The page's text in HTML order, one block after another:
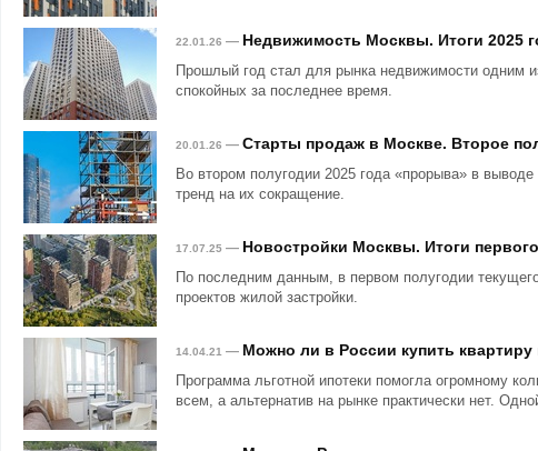
22.01.26 — Недвижимость Москвы. Итоги 2025
Прошлый год стал для рынка недвижимости одним
спокойных за последнее время.
20.01.26 — Старты продаж в Москве. Второе
Во втором полугодии 2025 года «прорыва» в
тренд на их сокращение.
17.07.25 — Новостройки Москвы. Итоги
По последним данным, в первом полугодии
проектов жилой застройки.
14.04.21 — Можно ли в России купить квартиру
Программа льготной ипотеки помогла огромному
всем, а альтернатив на рынке практически нет.